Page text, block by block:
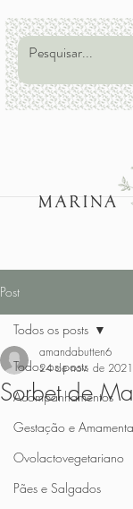
Post
Todos os posts
Acompanhamentos
Gestação e
Ovolactovegetariano
Pães e Salgados
Todos os posts
Sorbet de
amandabutten6
24 de nov. de 2021